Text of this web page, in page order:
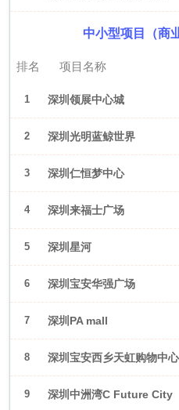
中小型项目（商
排名 项目名称
1 深圳领展中心城
2 深圳光明蓝鲸世界
3 深圳仁恒梦中心
4 深圳来福士广场
5 深圳星河
WORLD·COCOPark
6 深圳宝安华强广场
7 深圳PA mall
8 深圳宝安西乡天虹购物中心
9 深圳中洲湾C Future City